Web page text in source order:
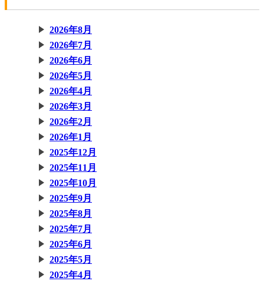
2026年8月
2026年7月
2026年6月
2026年5月
2026年4月
2026年3月
2026年2月
2026年1月
2025年12月
2025年11月
2025年10月
2025年9月
2025年8月
2025年7月
2025年6月
2025年5月
2025年4月